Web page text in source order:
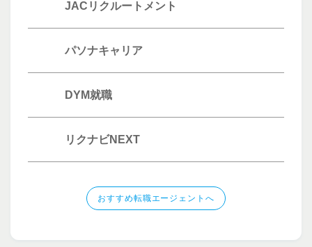
JACリクルートメント
パソナキャリア
DYM就職
リクナビNEXT
おすすめ転職エージェントへ